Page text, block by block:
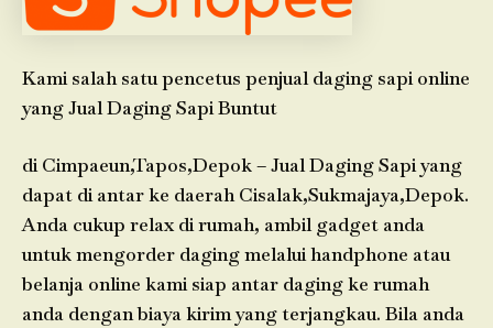
Kami salah satu pencetus penjual daging sapi online
yang Jual Daging Sapi Buntut
di Cimpaeun,Tapos,Depok – Jual Daging Sapi yang
dapat di antar ke daerah Cisalak,Sukmajaya,Depok.
Anda cukup relax di rumah, ambil gadget anda
untuk mengorder daging melalui handphone atau
belanja online kami siap antar daging ke rumah
anda dengan biaya kirim yang terjangkau. Bila anda